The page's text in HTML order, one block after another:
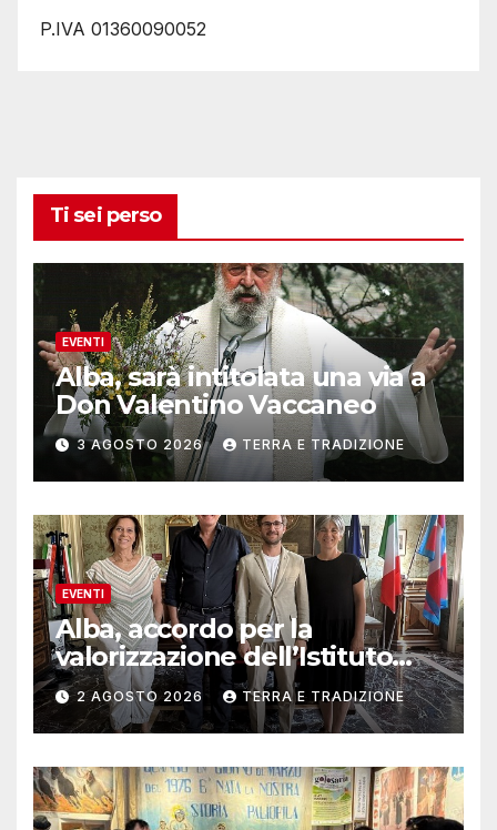
P.IVA 01360090052
Ti sei perso
EVENTI
Alba, sarà intitolata una via a
Don Valentino Vaccaneo
3 AGOSTO 2026 TERRA E TRADIZIONE
EVENTI
Alba, accordo per la
valorizzazione dell’Istituto
musicale Rocca
2 AGOSTO 2026 TERRA E TRADIZIONE